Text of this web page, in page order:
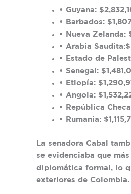
• Guyana:
• Barbados:
• Nueva Zelanda:
• Arabia Saudita:$
• Estado de
• Senegal:
• Etiopía:
• Angola:
• República
• Rumania:
La senadora Cabal
se evidenciaba que
diplomática formal, lo
exteriores de Colombia.